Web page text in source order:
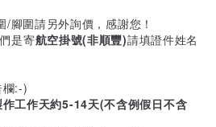
/腳圍請另外詢價，感謝您！
是寄航空掛號(非順豐)請填證件姓名
欄:-)
工作天約5-14天(不含例假日不含